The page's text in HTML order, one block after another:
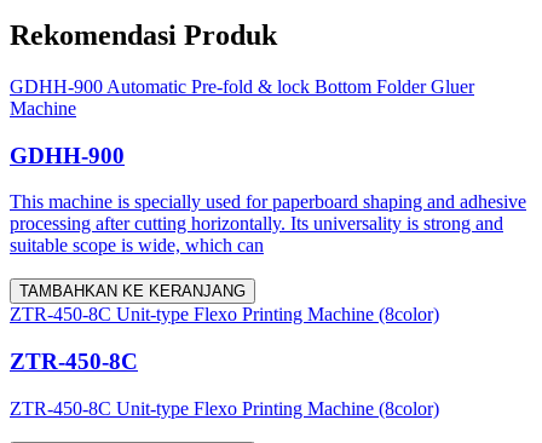
Rekomendasi Produk
GDHH-900 Automatic Pre-fold & lock Bottom Folder Gluer
Machine
GDHH-900
This machine is specially used for paperboard shaping and adhesive
processing after cutting horizontally. Its universality is strong and
suitable scope is wide, which can
TAMBAHKAN KE KERANJANG
ZTR-450-8C Unit-type Flexo Printing Machine (8color)
ZTR-450-8C
ZTR-450-8C Unit-type Flexo Printing Machine (8color)